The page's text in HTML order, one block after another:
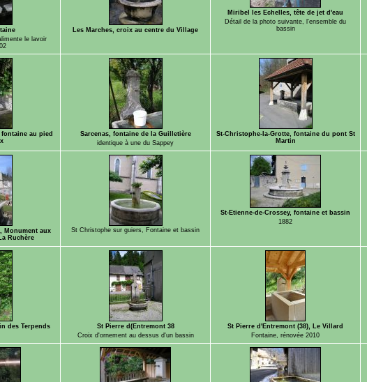
le lavoir
Les Marches, croix au centre du Village
Miribel les Echelles, tête de jet d'eau
Détail de la photo suivante, l'ensemble du
bassin
fontaine au pied
Sarcenas, fontaine de la Guilletière
identique à une du Sappey
St-Christophe-la-Grotte, fontaine du pont St
Martin
Monument aux
Ruchère
St Christophe sur guiers, Fontaine et bassin
St-Etienne-de-Crossey, fontaine et bassin
1882
des Terpends
St Pierre d(Entremont 38
Croix d'ornement au dessus d'un bassin
St Pierre d'Entremont (38), Le Villard
Fontaine, rénovée 2010